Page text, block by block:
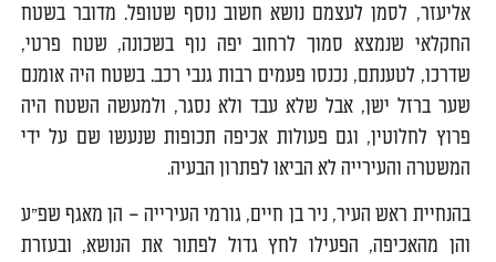
אליעזר, לסמן לעצמם נושא חשוב נוסף שטופל. מדובר בשטח
החקלאי שנמצא סמוך לרחוב יפה נוף בשכונה, שטח פרטי,
שדרכו, לטענתם, נכנסו פעמים רבות גנבי רכב. בשטח היה אומנם
שער ברזל ישן, אבל שלא עבד ולא נסגר, ולמעשה השטח היה
פרוץ לחלוטין, וגם פעולות אכיפה תכופות שנעשו שם על ידי
המשטרה והעירייה לא הביאו לפתרון הבעיה.
בהנחיית ראש העיר, ניר בן חיים, גורמי העירייה – הן מאגף שפ"ע
והן מהאכיפה, הפעילו לחץ גדול לפתור את הנושא, ובעזרת